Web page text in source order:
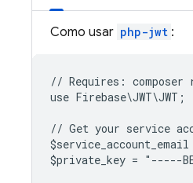
Como usar php-jwt :
// Requires: composer
use Firebase\JWT\JWT;
// Get your service
$private_key = "-----